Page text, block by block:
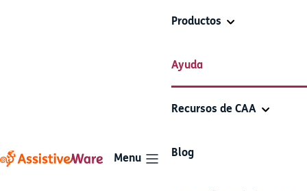
Menu
Productos
Ayuda
Recursos de CAA
Blog
Personalizar métodos de acceso